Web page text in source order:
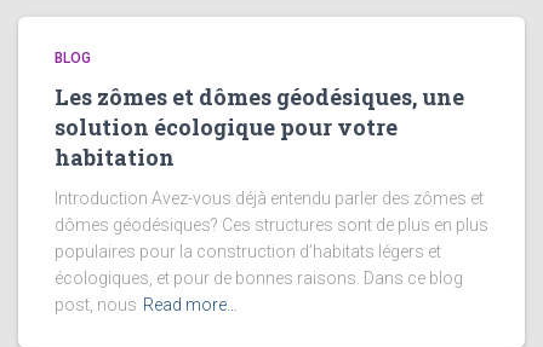
BLOG
Les zômes et dômes géodésiques, une
solution écologique pour votre
habitation
Introduction Avez-vous déjà entendu parler des zômes et
dômes géodésiques? Ces structures sont de plus en plus
populaires pour la construction d’habitats légers et
écologiques, et pour de bonnes raisons. Dans ce blog
post, nous Read more…